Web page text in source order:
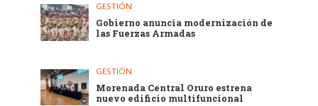
GESTIÓN
Gobierno anuncia modernización de
las Fuerzas Armadas
GESTIÓN
Morenada Central Oruro estrena
nuevo edificio multifuncional